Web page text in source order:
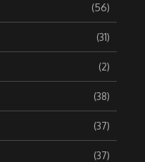
(56)
(31)
(2)
(38)
(37)
(37)